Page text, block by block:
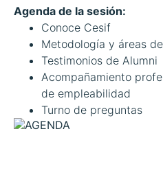
Agenda de la sesión:
Conoce Cesif
Metodología y áreas
Testimonios de Alumni
Acompañamiento
de empleabilidad
Turno de preguntas